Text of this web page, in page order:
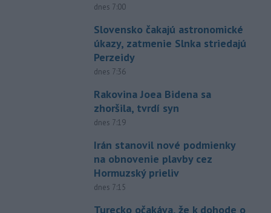
dnes 7:00
Slovensko čakajú astronomické
úkazy, zatmenie Slnka striedajú
Perzeidy
dnes 7:36
Rakovina Joea Bidena sa
zhoršila, tvrdí syn
dnes 7:19
Irán stanovil nové podmienky
na obnovenie plavby cez
Hormuzský prieliv
dnes 7:15
Turecko očakáva, že k dohode o